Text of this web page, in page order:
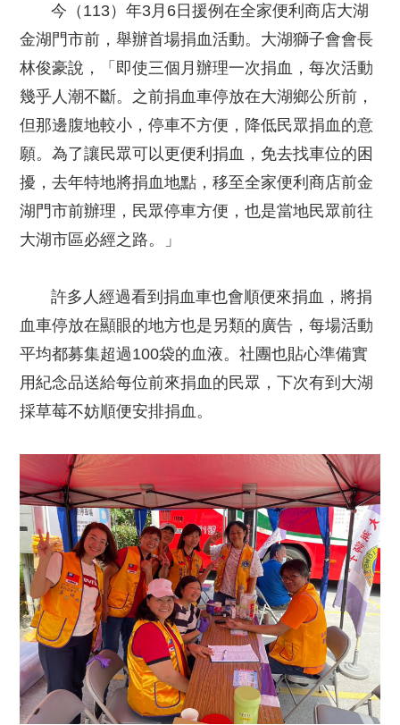
今（113）年3月6日援例在全家便利商店大湖
金湖門市前，舉辦首場捐血活動。大湖獅子會會長
林俊豪說，「即使三個月辦理一次捐血，每次活動
幾乎人潮不斷。之前捐血車停放在大湖鄉公所前，
但那邊腹地較小，停車不方便，降低民眾捐血的意
願。為了讓民眾可以更便利捐血，免去找車位的困
擾，去年特地將捐血地點，移至全家便利商店前金
湖門市前辦理，民眾停車方便，也是當地民眾前往
大湖市區必經之路。」
許多人經過看到捐血車也會順便來捐血，將捐
血車停放在顯眼的地方也是另類的廣告，每場活動
平均都募集超過100袋的血液。社團也貼心準備實
用紀念品送給每位前來捐血的民眾，下次有到大湖
採草莓不妨順便安排捐血。